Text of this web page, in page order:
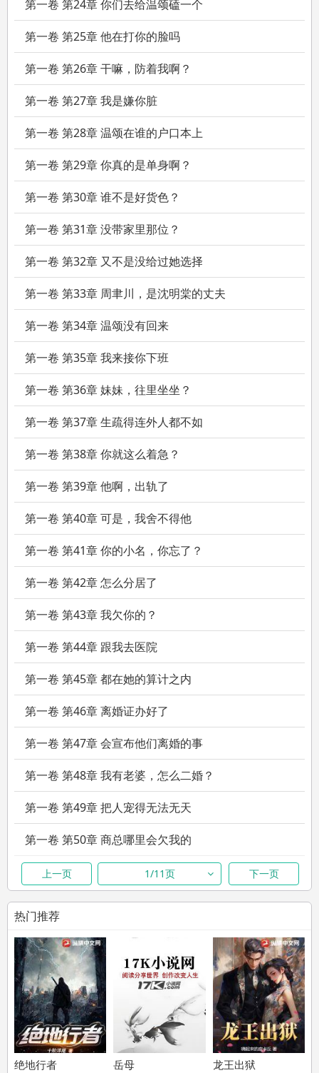
第一卷 第24章 你们去给温颂磕一个
第一卷 第25章 他在打你的脸吗
第一卷 第26章 干嘛，防着我啊？
第一卷 第27章 我是嫌你脏
第一卷 第28章 温颂在谁的户口本上
第一卷 第29章 你真的是单身啊？
第一卷 第30章 谁不是好货色？
第一卷 第31章 没带家里那位？
第一卷 第32章 又不是没给过她选择
第一卷 第33章 周聿川，是沈明棠的丈夫
第一卷 第34章 温颂没有回来
第一卷 第35章 我来接你下班
第一卷 第36章 妹妹，往里坐坐？
第一卷 第37章 生疏得连外人都不如
第一卷 第38章 你就这么着急？
第一卷 第39章 他啊，出轨了
第一卷 第40章 可是，我舍不得他
第一卷 第41章 你的小名，你忘了？
第一卷 第42章 怎么分居了
第一卷 第43章 我欠你的？
第一卷 第44章 跟我去医院
第一卷 第45章 都在她的算计之内
第一卷 第46章 离婚证办好了
第一卷 第47章 会宣布他们离婚的事
第一卷 第48章 我有老婆，怎么二婚？
第一卷 第49章 把人宠得无法无天
第一卷 第50章 商总哪里会欠我的
第一卷 第51章 温颂是周总的妻子，那沈明棠呢
第一卷 第52章 怎么不去接你的心上人？
第一卷 第53章 她的小名，也叫小九吗
第一卷 第54章 你早就搬出去了对吧
第一卷 第55章 大小姐的意思是，补你两年？
第一卷 第56章 他的钱包里，有张照片
第一卷 第57章 你一定不会介意吧
上一页 1/11页 下一页
热门推荐
绝地行者 岳母 龙王出狱